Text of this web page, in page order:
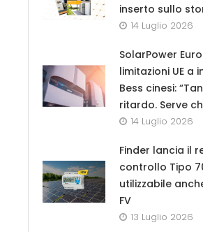
inserto sullo
14 Luglio 2026
SolarPower
limitazioni UE a
Bess cinesi:
ritardo. Serve
14 Luglio 2026
Finder lancia il
controllo Tipo
utilizzabile
FV
13 Luglio 2026